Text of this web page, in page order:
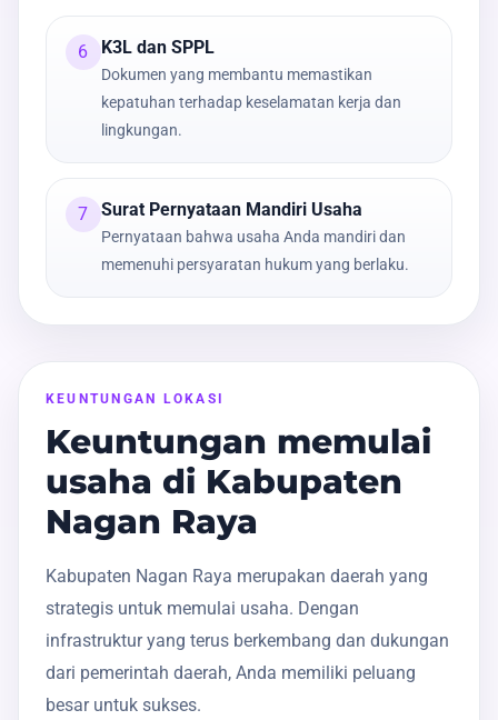
6 K3L dan SPPL
Dokumen yang membantu memastikan
kepatuhan terhadap keselamatan kerja dan
lingkungan.
7 Surat Pernyataan Mandiri Usaha
Pernyataan bahwa usaha Anda mandiri dan
memenuhi persyaratan hukum yang berlaku.
KEUNTUNGAN LOKASI
Keuntungan memulai
usaha di Kabupaten
Nagan Raya
Kabupaten Nagan Raya merupakan daerah yang
strategis untuk memulai usaha. Dengan
infrastruktur yang terus berkembang dan dukungan
dari pemerintah daerah, Anda memiliki peluang
besar untuk sukses.